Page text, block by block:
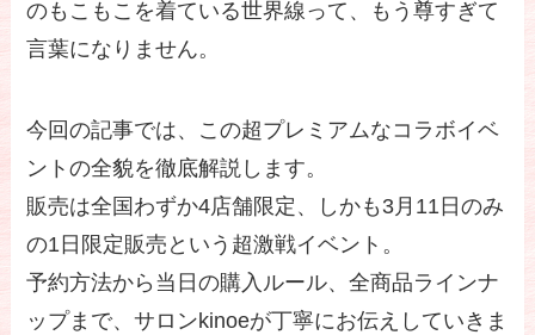
のもこもこを着ている世界線って、もう尊すぎて
言葉になりません。
今回の記事では、この超プレミアムなコラボイベ
ントの全貌を徹底解説します。
販売は全国わずか4店舗限定、しかも3月11日のみ
の1日限定販売という超激戦イベント。
予約方法から当日の購入ルール、全商品ラインナ
ップまで、サロンkinoeが丁寧にお伝えしていきま